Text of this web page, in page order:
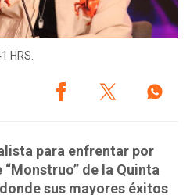
HRS.
para enfrentar por
de la Quinta
sus mayores éxitos